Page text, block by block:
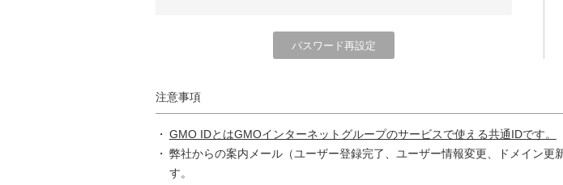
注意事項
GMO IDとはGMOインターネットグループのサービスで使える共通IDです。
弊社からの案内メール（ユーザー登録完了、ユーザー情報変更、ドメイン
す。